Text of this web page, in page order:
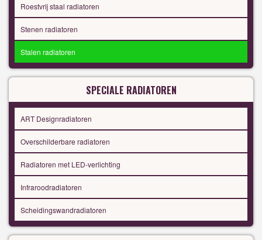
Roestvrij staal radiatoren
Stenen radiatoren
Stalen radiatoren
SPECIALE RADIATOREN
ART Designradiatoren
Overschilderbare radiatoren
Radiatoren met LED-verlichting
Infraroodradiatoren
Scheidingswandradiatoren